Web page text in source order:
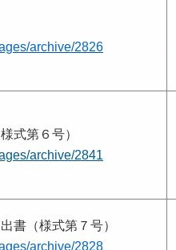
archive/2826
式第６号）
archive/2841
書（様式第７号）
archive/2828